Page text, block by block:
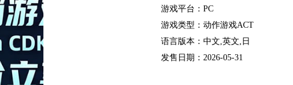
游戏平台： PC
游戏类型： 动作游戏ACT
语言版本： 中文,英文,日
文,其他
发售日期： 2026-05-31